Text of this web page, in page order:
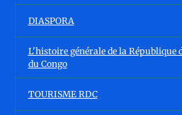
DIASPORA
L'histoire générale de la République
du Congo
TOURISME RDC